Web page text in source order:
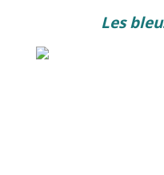
Les